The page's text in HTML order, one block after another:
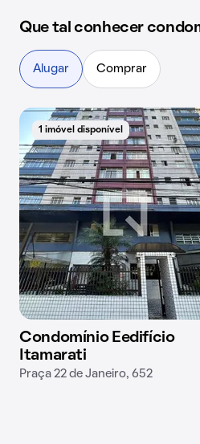
Que tal conhecer
Alugar Comprar
1 imóvel disponível
Condomínio Eedifício
Itamarati
Praça 22 de Janeiro, 652